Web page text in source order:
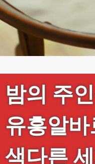
밤의 주
유흥알
색다른